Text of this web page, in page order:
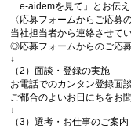
「e-aidemを見て」とお伝
〈応募フォームからご応募
当社担当者から連絡させて
◎応募フォームからのご応
↓
（2）面談・登録の実施
お電話でのカンタン登録面
ご都合のよいお日にちをお
↓
（3）選考・お仕事のご案内